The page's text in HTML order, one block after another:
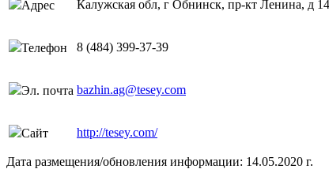
Адрес Калужская обл, г Обнинск, пр-кт Ленина, д
Телефон 8 (484) 399-37-39
Эл. почта bazhin.ag@tesey.com
Сайт http://tesey.com/
Дата размещения/обновления информации: 14.05.2020 г.